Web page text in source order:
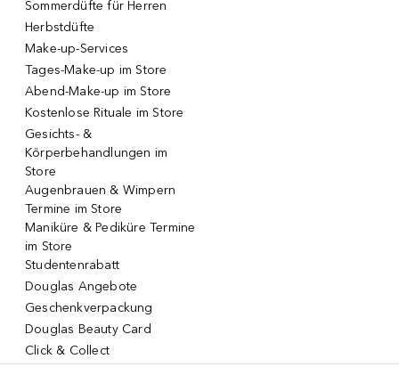
Sommerdüfte für Herren
Herbstdüfte
Make-up-Services
Tages-Make-up im Store
Abend-Make-up im Store
Kostenlose Rituale im Store
Gesichts- &
Körperbehandlungen im
Store
Augenbrauen & Wimpern
Termine im Store
Maniküre & Pediküre Termine
im Store
Studentenrabatt
Douglas Angebote
Geschenkverpackung
Douglas Beauty Card
Click & Collect